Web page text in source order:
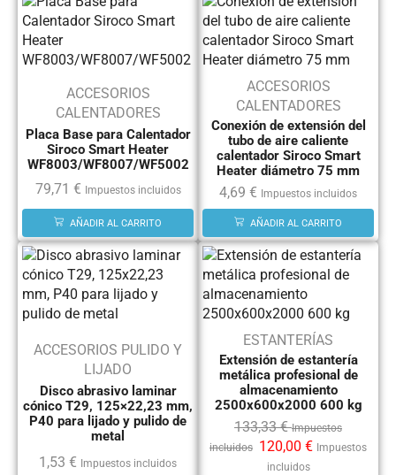
ACCESORIOS
CALENTADORES
Placa Base para Calentador
Siroco Smart Heater
WF8003/WF8007/WF5002
79,71 € Impuestos incluidos
AÑADIR AL CARRITO
ACCESORIOS
CALENTADORES
Conexión de extensión del
tubo de aire caliente
calentador Siroco Smart
Heater diámetro 75 mm
4,69 € Impuestos incluidos
AÑADIR AL CARRITO
ACCESORIOS PULIDO Y
LIJADO
Disco abrasivo laminar
cónico T29, 125×22,23 mm,
P40 para lijado y pulido de
metal
1,53 € Impuestos incluidos
ESTANTERÍAS
Extensión de estantería
metálica profesional de
almacenamiento
2500x600x2000 600 kg
133,33€ Impuestos
incluidos 120,00 € Impuestos
incluidos